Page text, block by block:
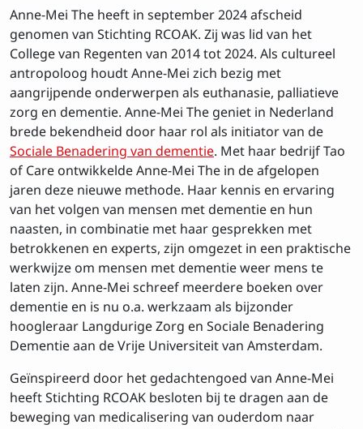
Anne-Mei The heeft in september 2024 afscheid
genomen van Stichting RCOAK. Zij was lid van het
College van Regenten van 2014 tot 2024. Als cultureel
antropoloog houdt Anne-Mei zich bezig met
aangrijpende onderwerpen als euthanasie, palliatieve
zorg en dementie. Anne-Mei The geniet in Nederland
brede bekendheid door haar rol als initiator van de
Sociale Benadering van dementie. Met haar bedrijf Tao
of Care ontwikkelde Anne-Mei The in de afgelopen
jaren deze nieuwe methode. Haar kennis en ervaring
van het volgen van mensen met dementie en hun
naasten, in combinatie met haar gesprekken met
betrokkenen en experts, zijn omgezet in een praktische
werkwijze om mensen met dementie weer mens te
laten zijn. Anne-Mei schreef meerdere boeken over
dementie en is nu o.a. werkzaam als bijzonder
hoogleraar Langdurige Zorg en Sociale Benadering
Dementie aan de Vrije Universiteit van Amsterdam.
Geïnspireerd door het gedachtengoed van Anne-Mei
heeft Stichting RCOAK besloten bij te dragen aan de
beweging van medicalisering van ouderdom naar